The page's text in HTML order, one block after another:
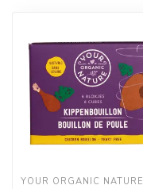
YOUR ORGANIC NATURE